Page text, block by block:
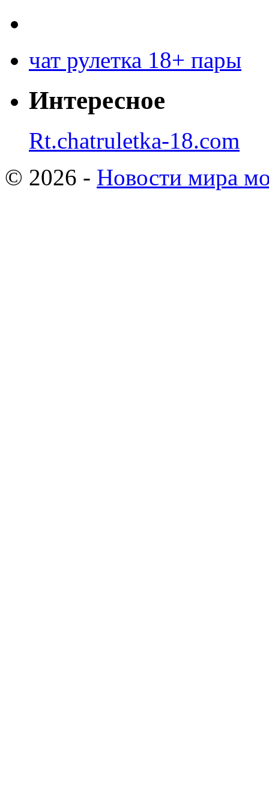
чат рулетка 18+ пары
Интересное
Rt.chatruletka-18.com
© 2026 - Новости мира